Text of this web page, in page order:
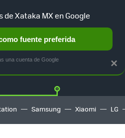
Twitter
Samsung Xiaomi LG
×
de Xataka MX en Google
fuente preferida
una cuenta de Google